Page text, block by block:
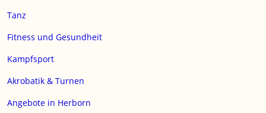
Tanz
Fitness und Gesundheit
Kampfsport
Akrobatik & Turnen
Angebote in Herborn